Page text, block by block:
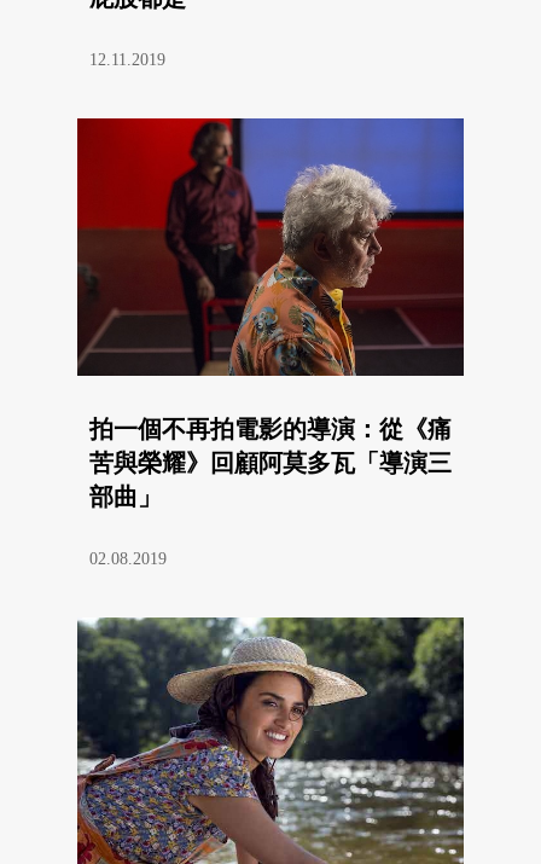
12.11.2019
拍一個不再拍電影的導演：從《痛
苦與榮耀》回顧阿莫多瓦「導演三
部曲」
02.08.2019